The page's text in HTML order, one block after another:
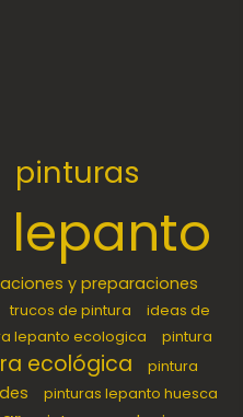
pinturas
y preparaciones
trucos de pintura
ideas de
lepanto ecologica
pintura
ecológica
pintura
pinturas lepanto huesca